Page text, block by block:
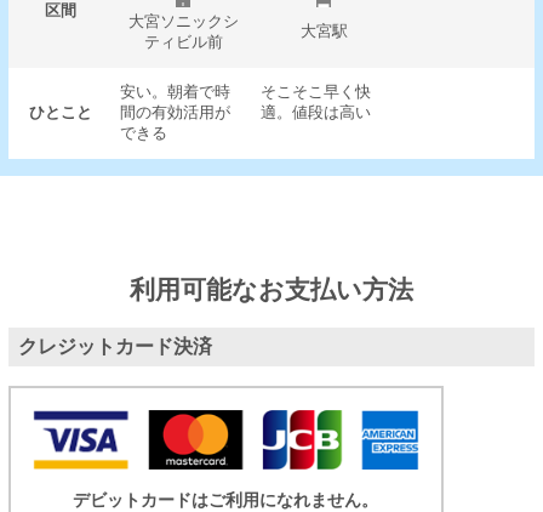
区間
大宮ソニックシ
ティビル前
大宮駅
ひとこと
安い。朝着で時
間の有効活用が
できる
そこそこ早く快
適。値段は高い
利用可能なお支払い方法
クレジットカード決済
デビットカードはご利用になれません。